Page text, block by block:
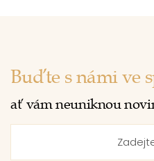
Buďte s námi ve
ať vám neuniknou